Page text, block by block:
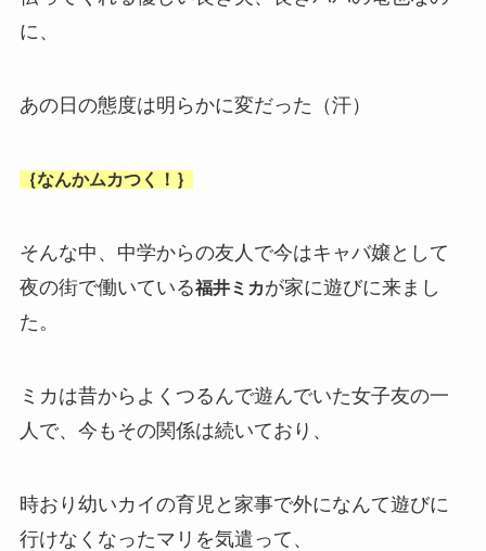
に、
あの日の態度は明らかに変だった（汗）
｛なんかムカつく！｝
そんな中、中学からの友人で今はキャバ嬢として
夜の街で働いている福井ミカが家に遊びに来まし
た。
ミカは昔からよくつるんで遊んでいた女子友の一
人で、今もその関係は続いており、
時おり幼いカイの育児と家事で外になんて遊びに
行けなくなったマリを気遣って、